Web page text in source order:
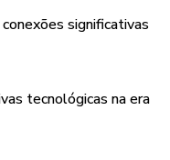
significativas
tecnológicas na era